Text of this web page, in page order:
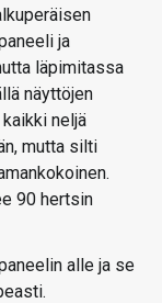
ja
läpimitassa
näyttöjen
neljä
mutta silti
90 hertsin
alle ja se